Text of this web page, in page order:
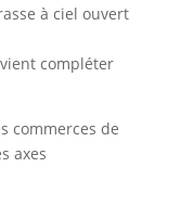
à ciel ouvert
compléter
commerces de
axes